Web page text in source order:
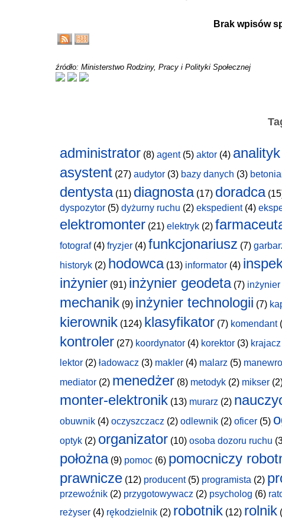
Brak wpisów
źródło: Ministerstwo Rodziny, Pracy i Polityki Społecznej
administrator (8) agent(5) aktor (4) analityk
asystent (27) audytor (3) bazy danych (3)
dentysta(11) diagnosta(17) doradca
dyspozytor (5) dyżurny ruchu (2) ekspedient(4)
elektromonter (21) elektryk (2)
fotograf(4) fryzjer (4) funkcjonariusz (7)
historyk (2) hodowca(13) informator (4)
inżynier (91) inżynier geodeta(7)
mechanik (9) inżynier technologii (7)
kierownik (124) klasyfikator (7) komendant
kontroler (27) koordynator (4) korektor (3) krajacz
lektor (2) ładowacz (3) makler (4) malarz (5)
mediator (2) menedżer (8) metodyk (2) mikser
monter-elektronik (13) murarz (2)
obuwnik (4) oczyszczacz (2) odlewnik (2) oficer (5)
optyk (2) organizator (10) osoba dozoru ruchu
położna(9) pomoc (6) pomocniczy
prawnicze (12) producent(5) programista (2)
przewoźnik (2) przygotowywacz (2) psycholog (6)
reżyser (4) rękodzielnik (2) robotnik (12) rolnik